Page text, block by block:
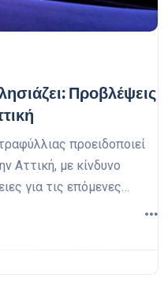
Προβλέψεις
προειδοποιεί
Αττική, με κίνδυνο
για τις επόμενες